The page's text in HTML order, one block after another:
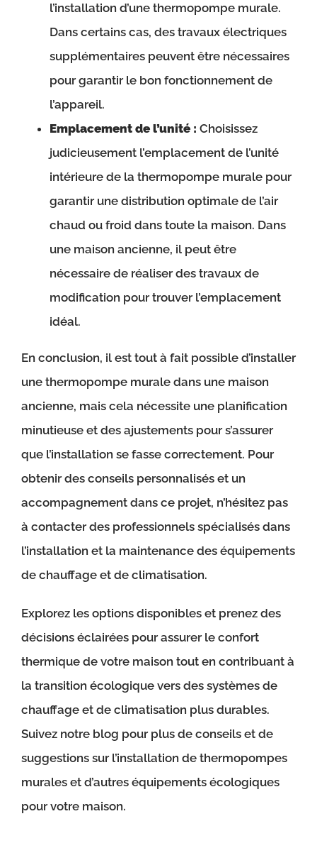
l’installation d’une thermopompe murale.
Dans certains cas, des travaux électriques
supplémentaires peuvent être nécessaires
pour garantir le bon fonctionnement de
l’appareil.
Emplacement de l’unité : Choisissez
judicieusement l’emplacement de l’unité
intérieure de la thermopompe murale pour
garantir une distribution optimale de l’air
chaud ou froid dans toute la maison. Dans
une maison ancienne, il peut être
nécessaire de réaliser des travaux de
modification pour trouver l’emplacement
idéal.
En conclusion, il est tout à fait possible d’installer
une thermopompe murale dans une maison
ancienne, mais cela nécessite une planification
minutieuse et des ajustements pour s’assurer
que l’installation se fasse correctement. Pour
obtenir des conseils personnalisés et un
accompagnement dans ce projet, n’hésitez pas
à contacter des professionnels spécialisés dans
l’installation et la maintenance des équipements
de chauffage et de climatisation.
Explorez les options disponibles et prenez des
décisions éclairées pour assurer le confort
thermique de votre maison tout en contribuant à
la transition écologique vers des systèmes de
chauffage et de climatisation plus durables.
Suivez notre blog pour plus de conseils et de
suggestions sur l’installation de thermopompes
murales et d’autres équipements écologiques
pour votre maison.